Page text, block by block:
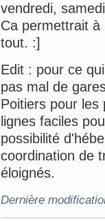
vendredi,
Ca permettrait
tout. :]
Edit : pour ce
pas mal de
Poitiers pour
lignes faciles
possibilité
coordination de
éloignés.
Dernière